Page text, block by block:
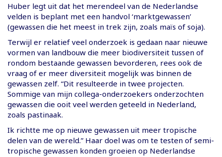
Huber legt uit dat het merendeel van de Nederlandse
velden is beplant met een handvol ‘marktgewassen’
(gewassen die het meest in trek zijn, zoals maïs of soja).
Terwijl er relatief veel onderzoek is gedaan naar nieuwe
vormen van landbouw die meer biodiversiteit tussen of
rondom bestaande gewassen bevorderen, rees ook de
vraag of er meer diversiteit mogelijk was binnen de
gewassen zelf. “Dit resulteerde in twee projecten.
Sommige van mijn collega-onderzoekers onderzochten
gewassen die ooit veel werden geteeld in Nederland,
zoals pastinaak.
Ik richtte me op nieuwe gewassen uit meer tropische
delen van de wereld.” Haar doel was om te testen of semi-
tropische gewassen konden groeien op Nederlandse